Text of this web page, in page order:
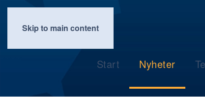
Skip to main content
Start Nyheter